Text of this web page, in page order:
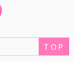
TOP